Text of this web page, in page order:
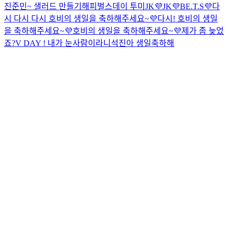
진준민~ 샐러드 만들기 해피벌스데이 투미 JK💜JK💜BE.T.S💜다
시 다시 다시 호비의 생일을 축하해주세요~💜다시! 호비의 생일
을 축하해주세요~💜호비의 생일을 축하해주세요~💜제가 좀 늦었
죠?V DAY ! 내가 눈사람이라니 석진아 생일축하해